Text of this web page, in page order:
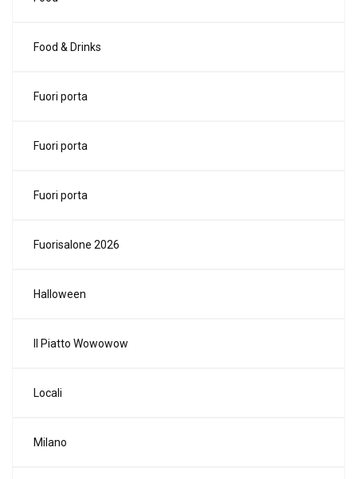
Food & Drinks
Fuori porta
Fuori porta
Fuori porta
Fuorisalone 2026
Halloween
Il Piatto Wowowow
Locali
Milano